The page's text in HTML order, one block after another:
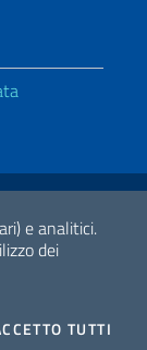
e analitici.
dei
TUTTI